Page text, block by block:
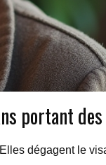
portant
dégagent le